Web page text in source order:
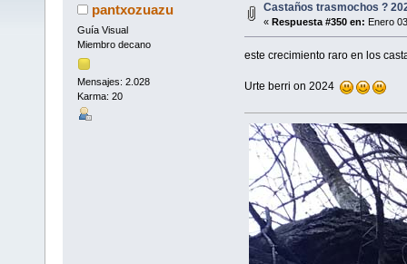
pantxozuazu
Guía Visual
Miembro decano
Mensajes: 2.028
Karma: 20
Castaños trasmochos ?
« Respuesta #350 en: Enero
este crecimiento raro en los
Urte berri on 2024